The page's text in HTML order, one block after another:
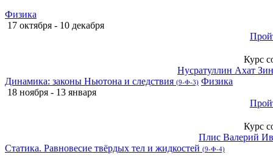
Физика
17 октября - 10 декабря
Курс
Нусратуллин Ахат
Динамика: законы Ньютона и следствия (9-Ф-3) Физика
18 ноября - 13 января
Курс
Плис Валерий
Статика. Равновесие твёрдых тел и жидкостей (9-Ф-4)